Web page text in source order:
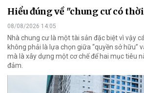
Hiểu đúng về "chung cư có
08/08/2026 14:05
Nhà chung cư là một tài sản đặc biệt vì vậy
không phải là lựa chọn giữa “quyền sở hữu”
mà là xây dựng một cơ chế để hai mục tiêu
đảm.